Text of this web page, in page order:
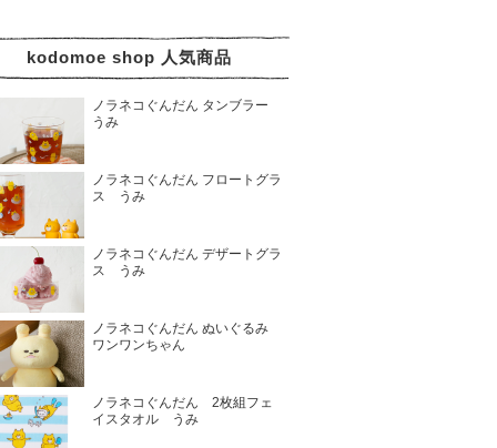
kodomoe shop 人気商品
ノラネコぐんだん タンブラー
うみ
ノラネコぐんだん フロートグラ
ス うみ
ノラネコぐんだん デザートグラ
ス うみ
ノラネコぐんだん ぬいぐるみ
ワンワンちゃん
ノラネコぐんだん 2枚組フェ
イスタオル うみ